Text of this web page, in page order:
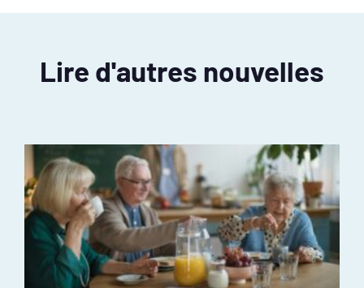
Lire d'autres nouvelles